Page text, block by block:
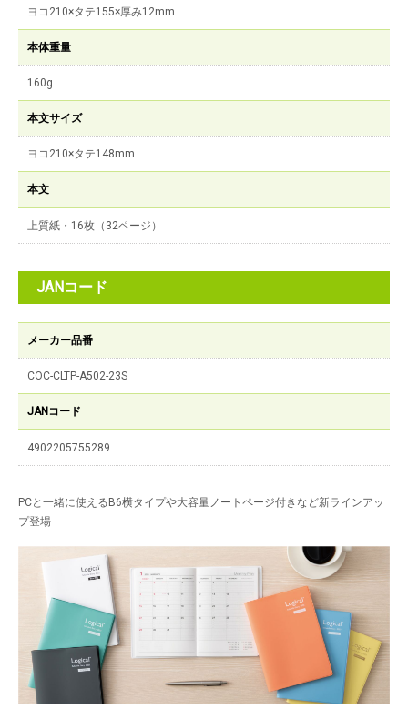
ヨコ210×タテ155×厚み12mm
本体重量
160g
本文サイズ
ヨコ210×タテ148mm
本文
上質紙・16枚（32ページ）
JANコード
メーカー品番
COC-CLTP-A502-23S
JANコード
4902205755289
PCと一緒に使えるB6横タイプや大容量ノートページ付きなど新ラインアッ
プ登場